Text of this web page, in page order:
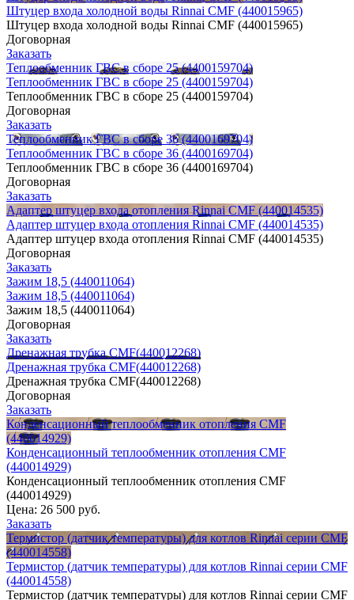
Штуцер входа холодной воды Rinnai CMF (440015965)
Штуцер входа холодной воды Rinnai CMF (440015965)
Договорная
Заказать
Теплообменник ГВС в сборе 25 (4400159704)
Теплообменник ГВС в сборе 25 (4400159704)
Теплообменник ГВС в сборе 25 (4400159704)
Договорная
Заказать
Теплообменник ГВС в сборе 36 (4400169704)
Теплообменник ГВС в сборе 36 (4400169704)
Теплообменник ГВС в сборе 36 (4400169704)
Договорная
Заказать
Адаптер штуцер входа отопления Rinnai CMF (440014535)
Адаптер штуцер входа отопления Rinnai CMF (440014535)
Адаптер штуцер входа отопления Rinnai CMF (440014535)
Договорная
Заказать
Зажим 18,5 (440011064)
Зажим 18,5 (440011064)
Зажим 18,5 (440011064)
Договорная
Заказать
Дренажная трубка CMF(440012268)
Дренажная трубка CMF(440012268)
Дренажная трубка CMF(440012268)
Договорная
Заказать
Конденсационный теплообменник отопления CMF
(440014929)
Конденсационный теплообменник отопления CMF
(440014929)
Конденсационный теплообменник отопления CMF
(440014929)
Цена: 26 500 руб.
Заказать
Термистор (датчик температуры) для котлов Rinnai серии CMF
(440014558)
Термистор (датчик температуры) для котлов Rinnai серии CMF
(440014558)
Термистор (датчик температуры) для котлов Rinnai серии CMF